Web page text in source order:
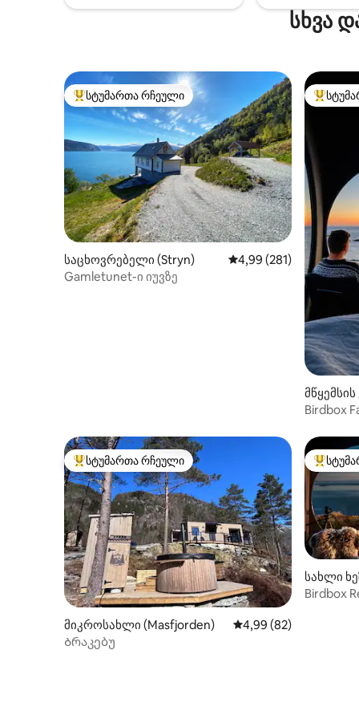
სხვა
სტუმართა რჩეული მოწინავე ვარიანტი
სტუმართა რჩეული
საცხოვრებელი (Stryn) საშუალო შეფასებაა
4,99 (281)
Gamletunet-ი იუვზე
Birdbox
სტუმართა რჩეული მოწინავე ვარიანტი
სტუმართა რჩეული
მიკროსახლი (Masfjorden) საშუალო შეფასებაა
4,99 (82)
Ბრაკებუ
სახლი
Birdbox